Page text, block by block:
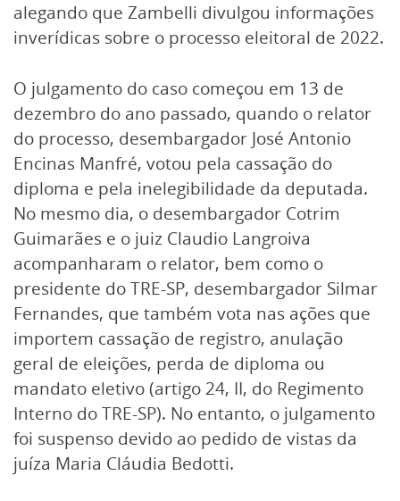
alegando que Zambelli divulgou informações
inverídicas sobre o processo eleitoral de 2022.
O julgamento do caso começou em 13 de
dezembro do ano passado, quando o relator
do processo, desembargador José Antonio
Encinas Manfré, votou pela cassação do
diploma e pela inelegibilidade da deputada.
No mesmo dia, o desembargador Cotrim
Guimarães e o juiz Claudio Langroiva
acompanharam o relator, bem como o
presidente do TRE-SP, desembargador Silmar
Fernandes, que também vota nas ações que
importem cassação de registro, anulação
geral de eleições, perda de diploma ou
mandato eletivo (artigo 24, II, do Regimento
Interno do TRE-SP). No entanto, o julgamento
foi suspenso devido ao pedido de vistas da
juíza Maria Cláudia Bedotti.